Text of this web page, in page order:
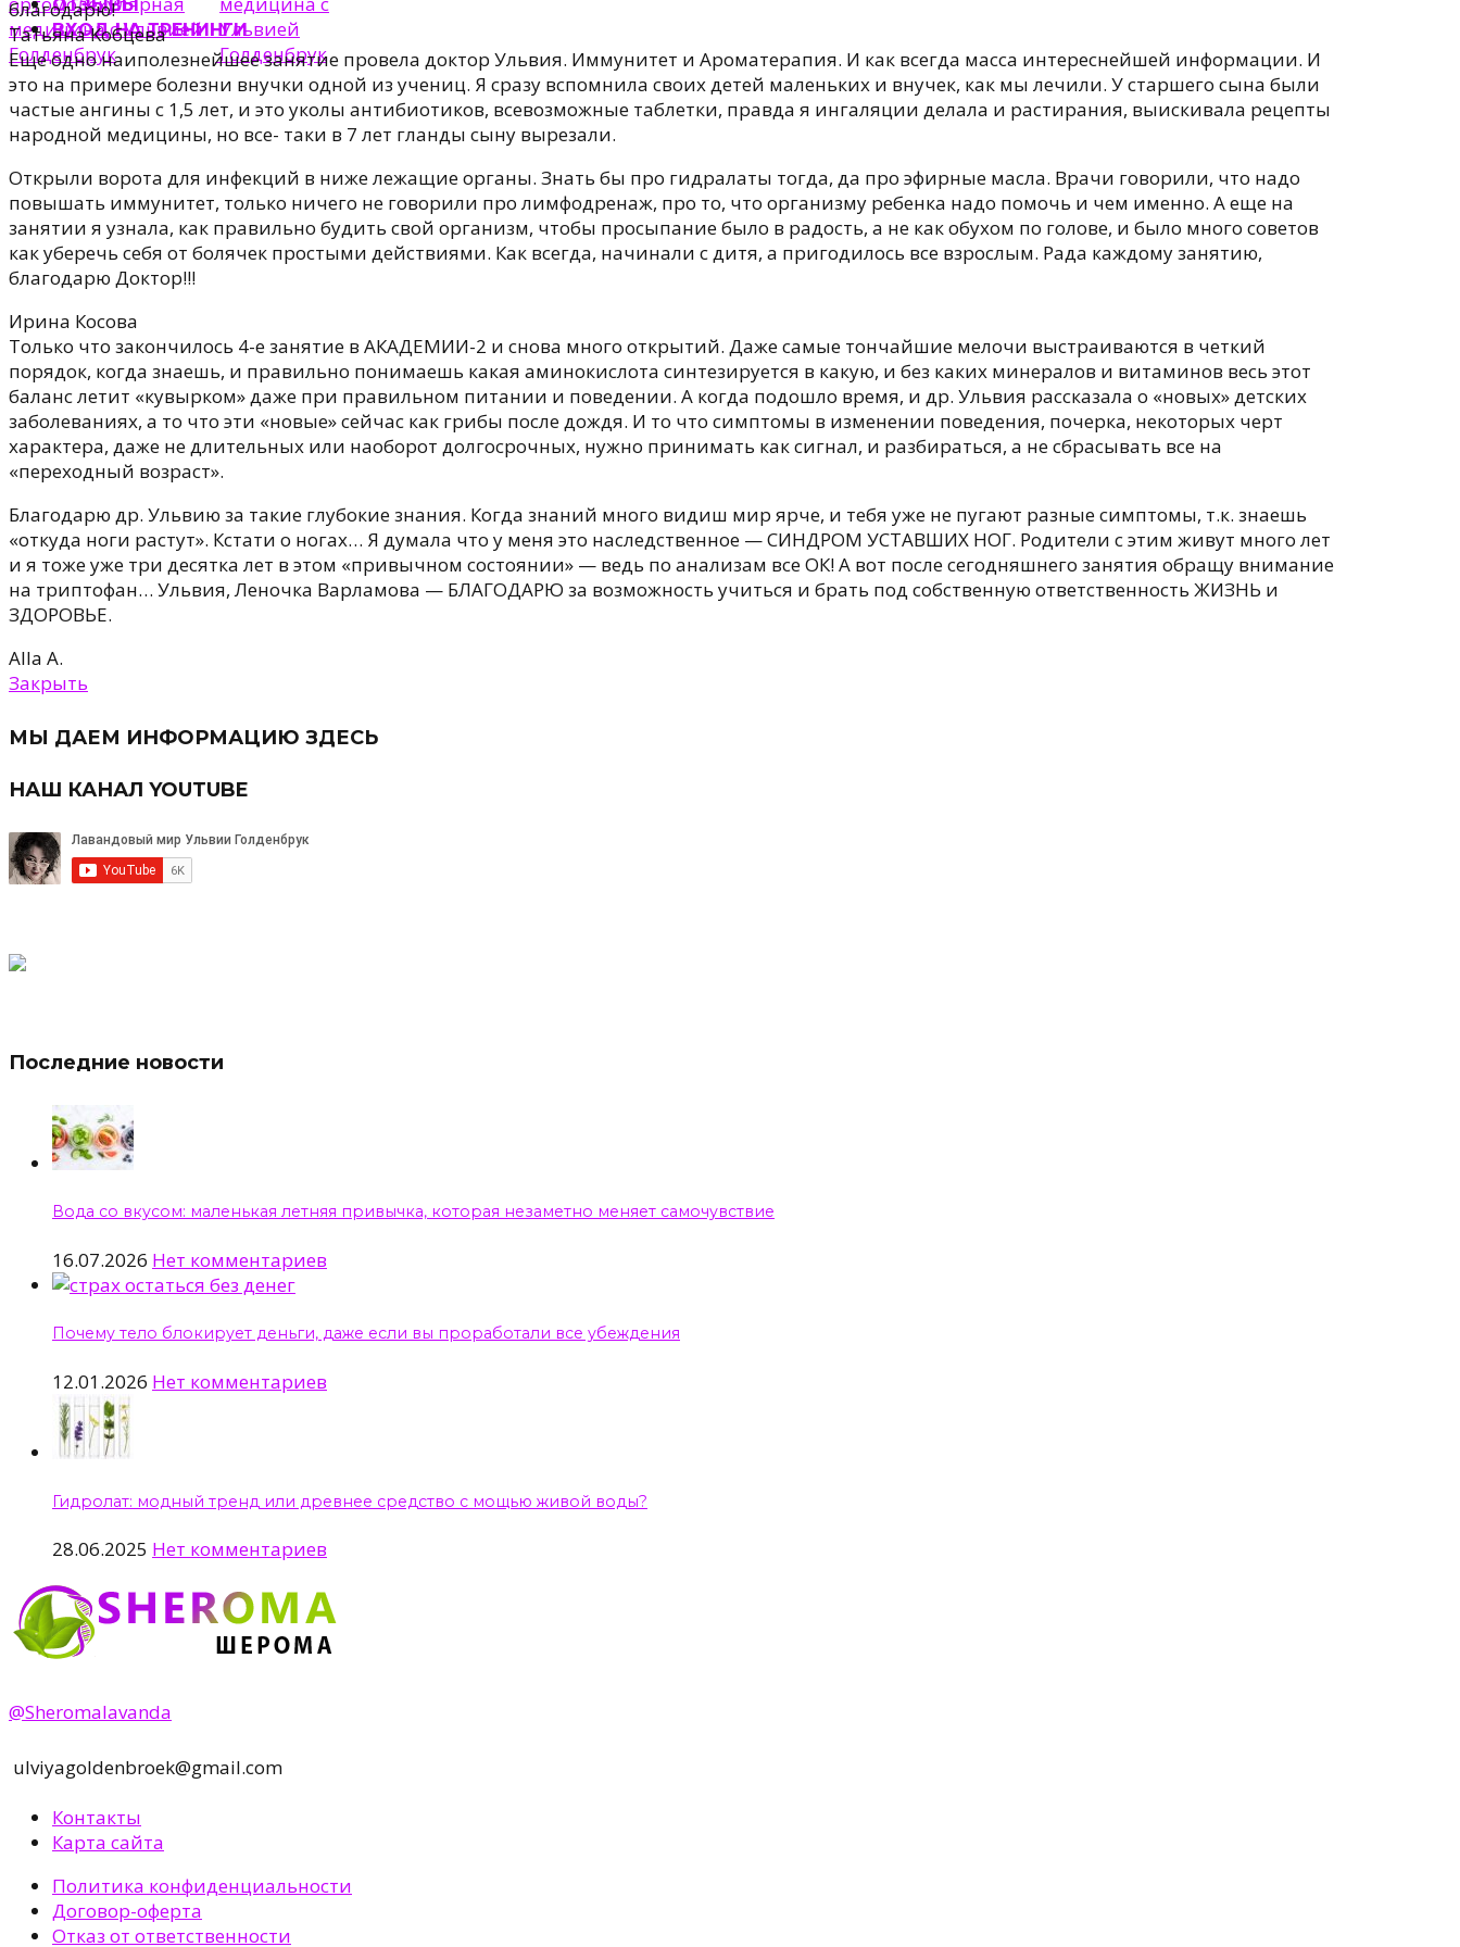
ОТЗЫВЫ
ВХОД НА ТРЕНИНГИ
благодарю!
Татьяна Kобцева
Еще одно наиполезнейшее занятие провела доктор Ульвия. Иммунитет и Ароматерапия. И как всегда масса интереснейшей информации. И
это на примере болезни внучки одной из учениц. Я сразу вспомнила своих детей маленьких и внучек, как мы лечили. У старшего сына были
частые ангины с 1,5 лет, и это уколы антибиотиков, всевозможные таблетки, правда я ингаляции делала и растирания, выискивала рецепты
народной медицины, но все- таки в 7 лет гланды сыну вырезали.
Открыли ворота для инфекций в ниже лежащие органы. Знать бы про гидралаты тогда, да про эфирные масла. Врачи говорили, что надо
повышать иммунитет, только ничего не говорили про лимфодренаж, про то, что организму ребенка надо помочь и чем именно. А еще на
занятии я узнала, как правильно будить свой организм, чтобы просыпание было в радость, а не как обухом по голове, и было много советов
как уберечь себя от болячек простыми действиями. Как всегда, начинали с дитя, а пригодилось все взрослым. Рада каждому занятию,
благодарю Доктор!!!
Ирина Косова
Только что закончилось 4-е занятие в АКАДЕМИИ-2 и снова много открытий. Даже самые тончайшие мелочи выстраиваются в четкий
порядок, когда знаешь, и правильно понимаешь какая аминокислота синтезируется в какую, и без каких минералов и витаминов весь этот
баланс летит «кувырком» даже при правильном питании и поведении. А когда подошло время, и др. Ульвия рассказала о «новых» детских
заболеваниях, а то что эти «новые» сейчас как грибы после дождя. И то что симптомы в изменении поведения, почерка, некоторых черт
характера, даже не длительных или наоборот долгосрочных, нужно принимать как сигнал, и разбираться, а не сбрасывать все на
«переходный возраст».
Благодарю др. Ульвию за такие глубокие знания. Когда знаний много видиш мир ярче, и тебя уже не пугают разные симптомы, т.к. знаешь
«откуда ноги растут». Кстати о ногах… Я думала что у меня это наследственное — СИНДРОМ УСТАВШИХ НОГ. Родители с этим живут много лет
и я тоже уже три десятка лет в этом «привычном состоянии» — ведь по анализам все ОК! А вот после сегодняшнего занятия обращу внимание
на триптофан… Ульвия, Леночка Варламова — БЛАГОДАРЮ за возможность учиться и брать под собственную ответственность ЖИЗНЬ и
ЗДОРОВЬЕ.
Alla A.
Закрыть
МЫ ДАЕМ ИНФОРМАЦИЮ ЗДЕСЬ
НАШ КАНАЛ YOUTUBE
Последние новости
Вода со вкусом: маленькая летняя привычка, которая незаметно меняет самочувствие
16.07.2026 Нет комментариев
Почему тело блокирует деньги, даже если вы проработали все убеждения
12.01.2026 Нет комментариев
Гидролат: модный тренд или древнее средство с мощью живой воды?
28.06.2025 Нет комментариев
@Sheromalavanda
ulviyagoldenbroek@gmail.com
Контакты
Карта сайта
Политика конфиденциальности
Договор-оферта
Отказ от ответственности